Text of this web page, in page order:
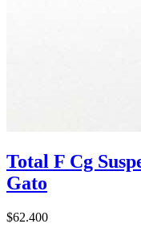
Total F Cg
Gato
$62.400